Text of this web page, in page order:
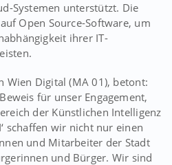
Systemen unterstützt. Die
Open Source-Software, um
ihrer IT-
Wien Digital (MA 01), betont:
für unser Engagement,
der Künstlichen Intelligenz
schaffen wir nicht nur einen
und Mitarbeiter der Stadt
und Bürger. Wir sind